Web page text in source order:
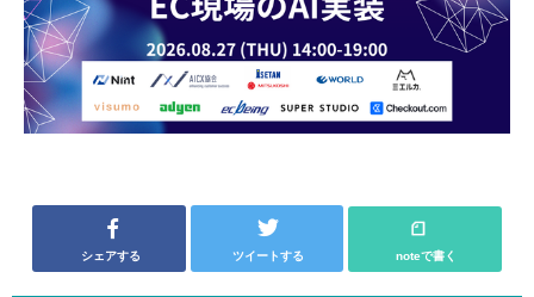
シェアする ツイートする noteで書く